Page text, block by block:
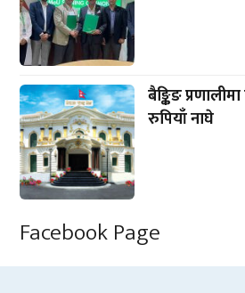
बैङ्किङ
रुपियाँ नाघे
Facebook Page